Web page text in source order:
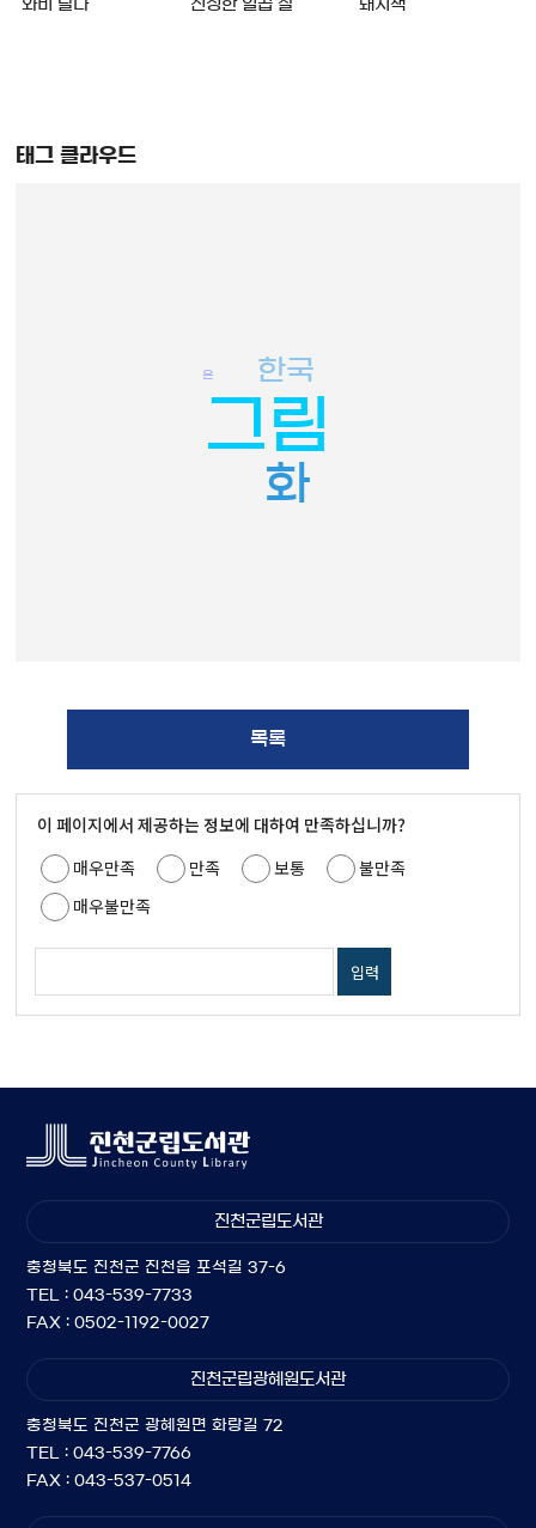
와비 날다 진정한 일곱 살 돼지책
태그 클라우드
그림
화
한국
은
목록
이 페이지에서 제공하는 정보에 대하여 만족하십니까?
매우만족
만족 보통
불만족
매우불만족
진천군립도서관
충청북도 진천군 진천읍 포석길 37-6
TEL : 043-539-7733
FAX : 0502-1192-0027
진천군립광혜원도서관
충청북도 진천군 광혜원면 화랑길 72
TEL : 043-539-7766
FAX : 043-537-0514